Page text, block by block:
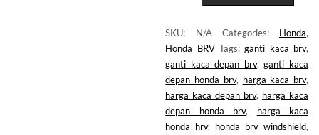
BRV
GEN1
QUANTITY
SKU: N/A Categories: Honda,
Honda BRV Tags:ganti kaca brv,
ganti kaca depan brv,ganti kaca
depan honda brv, harga kaca brv,
harga kaca depan brv, harga kaca
depan honda brv, harga kaca
honda hrv, honda brv windshield,